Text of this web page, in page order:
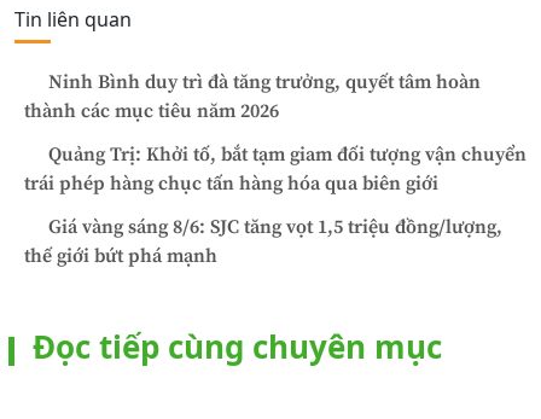
Tin liên quan
Ninh Bình duy trì đà tăng trưởng, quyết tâm hoàn
thành các mục tiêu năm 2026
Quảng Trị: Khởi tố, bắt tạm giam đối tượng vận chuyển
trái phép hàng chục tấn hàng hóa qua biên giới
Giá vàng sáng 8/6: SJC tăng vọt 1,5 triệu đồng/lượng,
thế giới bứt phá mạnh
Đọc tiếp cùng chuyên mục